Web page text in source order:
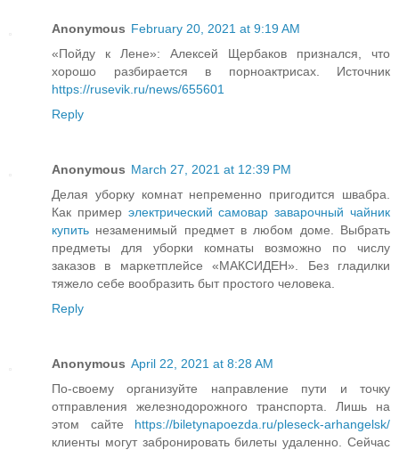
Anonymous February 20, 2021 at 9:19 AM
«Пойду к Лене»: Алексей Щербаков признался, что
хорошо разбирается в порноактрисах. Источник
https://rusevik.ru/news/655601
Reply
Anonymous March 27, 2021 at 12:39 PM
Делая уборку комнат непременно пригодится швабра.
Как пример электрический самовар заварочный чайник
купить незаменимый предмет в любом доме. Выбрать
предметы для уборки комнаты возможно по числу
заказов в маркетплейсе «МАКСИДЕН». Без гладилки
тяжело себе вообразить быт простого человека.
Reply
Anonymous April 22, 2021 at 8:28 AM
По-своему организуйте направление пути и точку
отправления железнодорожного транспорта. Лишь на
этом сайте https://biletynapoezda.ru/pleseck-arhangelsk/
клиенты могут забронировать билеты удаленно. Сейчас